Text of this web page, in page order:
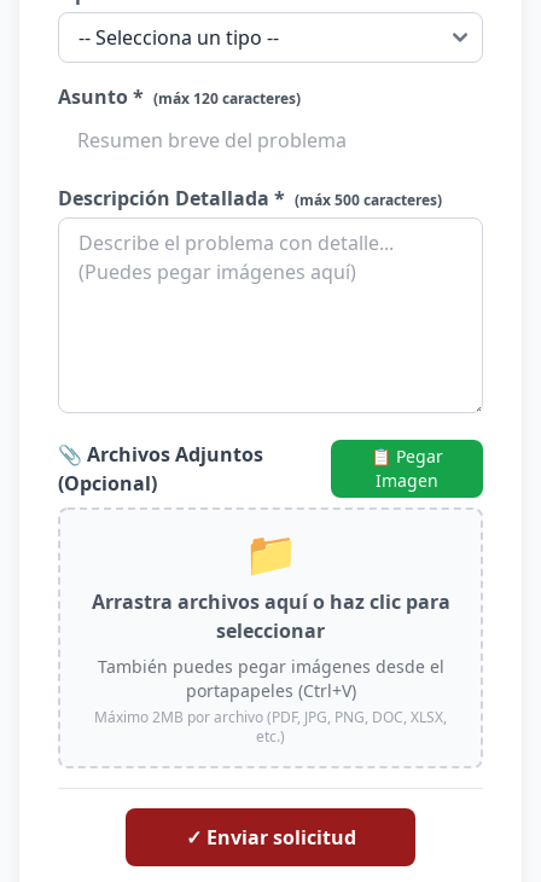
Asunto * (máx 120 caracteres)
Descripción Detallada * (máx 500 caracteres)
📎 Archivos Adjuntos
(Opcional)
📋 Pegar
Imagen
📁
Arrastra archivos aquí o haz clic para
seleccionar
También puedes pegar imágenes desde el
portapapeles (Ctrl+V)
Máximo 2MB por archivo (PDF, JPG, PNG, DOC, XLSX,
etc.)
✓ Enviar solicitud